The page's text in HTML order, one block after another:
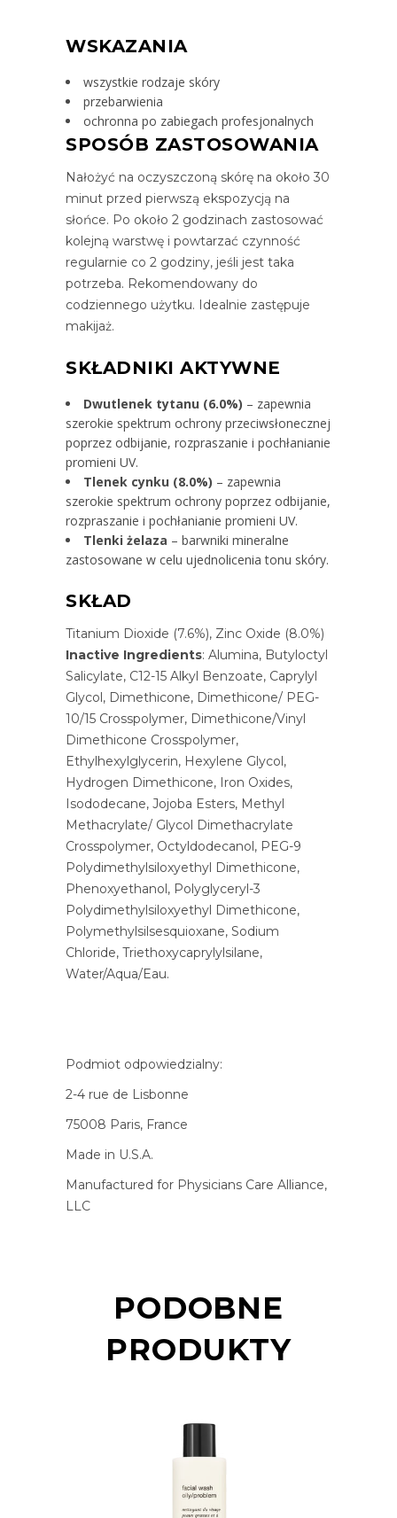
WSKAZANIA
wszystkie rodzaje skóry
przebarwienia
ochronna po zabiegach profesjonalnych
SPOSÓB ZASTOSOWANIA
Nałożyć na oczyszczoną skórę na około 30
minut przed pierwszą ekspozycją na
słońce. Po około 2 godzinach zastosować
kolejną warstwę i powtarzać czynność
regularnie co 2 godziny, jeśli jest taka
potrzeba. Rekomendowany do
codziennego użytku. Idealnie zastępuje
makijaż.
SKŁADNIKI AKTYWNE
Dwutlenek tytanu (6.0%) – zapewnia
szerokie spektrum ochrony przeciwsłonecznej
poprzez odbijanie, rozpraszanie i pochłanianie
promieni UV.
Tlenek cynku (8.0%) – zapewnia
szerokie spektrum ochrony poprzez odbijanie,
rozpraszanie i pochłanianie promieni UV.
Tlenki żelaza – barwniki mineralne
zastosowane w celu ujednolicenia tonu skóry.
SKŁAD
Titanium Dioxide (7.6%), Zinc Oxide (8.0%)
Inactive Ingredients: Alumina, Butyloctyl
Salicylate, C12-15 Alkyl Benzoate, Caprylyl
Glycol, Dimethicone, Dimethicone/ PEG-
10/15 Crosspolymer, Dimethicone/Vinyl
Dimethicone Crosspolymer,
Ethylhexylglycerin, Hexylene Glycol,
Hydrogen Dimethicone, Iron Oxides,
Isododecane, Jojoba Esters, Methyl
Methacrylate/ Glycol Dimethacrylate
Crosspolymer, Octyldodecanol, PEG-9
Polydimethylsiloxyethyl Dimethicone,
Phenoxyethanol, Polyglyceryl-3
Polydimethylsiloxyethyl Dimethicone,
Polymethylsilsesquioxane, Sodium
Chloride, Triethoxycaprylylsilane,
Water/Aqua/Eau.
Podmiot odpowiedzialny:
2-4 rue de Lisbonne
75008 Paris, France
Made in U.S.A.
Manufactured for Physicians Care Alliance,
LLC
PODOBNE
PRODUKTY